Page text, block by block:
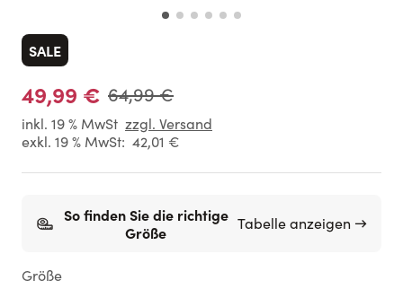
SALE
49,99 € 64,99 €
inkl. 19 % MwSt zzgl. Versand
exkl. 19 % MwSt: 42,01 €
So finden Sie die richtige
Größe
Tabelle anzeigen →
Größe